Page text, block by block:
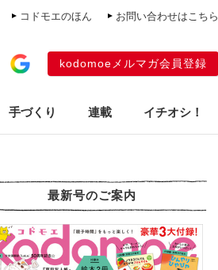
コドモエのほん お問い合わせはこちら
kodomoeメルマガ会員登録
手づくり 連載 イチオシ！
最新号のご案内